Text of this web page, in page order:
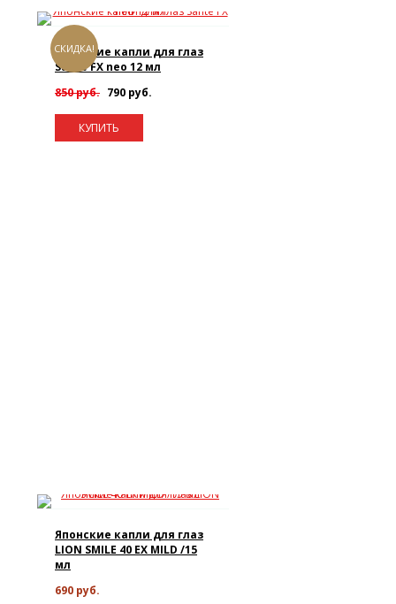
СКИДКА!
Японские капли для глаз
Sante FX neo 12 мл
850 руб. 790 руб.
КУПИТЬ
Японские капли для глаз
LION SMILE 40 EX MILD /15
мл
690 руб.